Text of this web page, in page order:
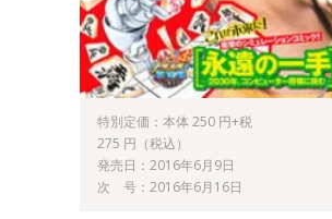
特別定価：本体 250 円+税
275 円（税込）
発売日：2016年6月9日
次 号：2016年6月16日